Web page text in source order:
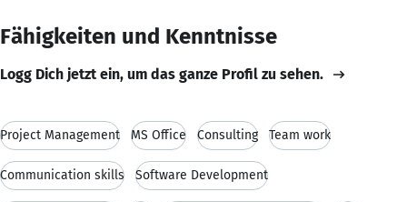
Fähigkeiten und Kenntnisse
Logg Dich jetzt ein, um das ganze Profil zu sehen.
Project Management MS Office Consulting Team work
Communication skills Software Development